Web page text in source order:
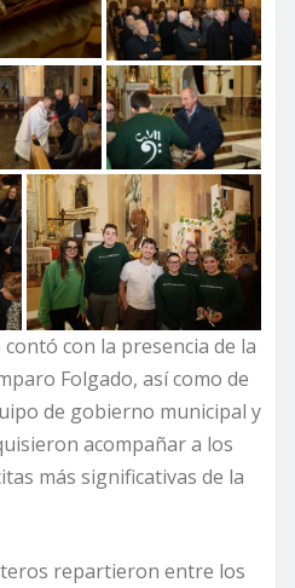
con la presencia de la
Folgado, así como de
de gobierno municipal y
acompañar a los
más significativas de la
repartieron entre los